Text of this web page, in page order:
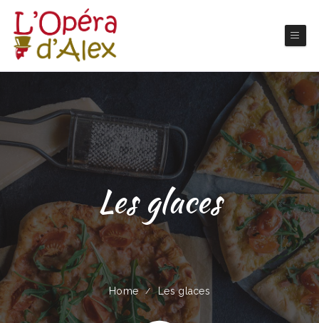
Les glaces
Home Les glaces